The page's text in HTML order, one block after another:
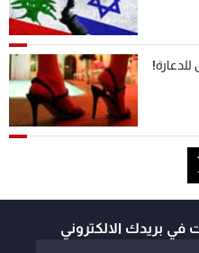
في بريدك الالكتروني